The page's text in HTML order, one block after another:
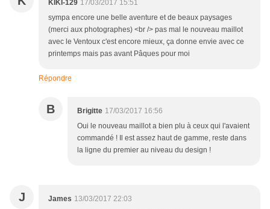
KIKI-129 17/03/2017 15:51
sympa encore une belle aventure et de beaux paysages
(merci aux photographes) <br /> pas mal le nouveau maillot
avec le Ventoux c'est encore mieux, ça donne envie avec ce
printemps mais pas avant Pâques pour moi
Répondre
B Brigitte 17/03/2017 16:56
Oui le nouveau maillot a bien plu à ceux qui l'avaient
commandé ! Il est assez haut de gamme, reste dans
la ligne du premier au niveau du design !
J James 13/03/2017 22:03